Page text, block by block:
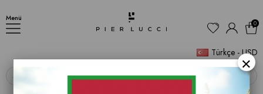
Menü
Türkçe - USD
0
×